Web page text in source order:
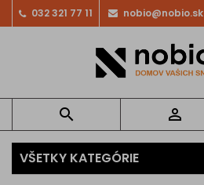
032 321 77 11 nobio@nobio.sk
 
VŠETKY KATEGÓRIE